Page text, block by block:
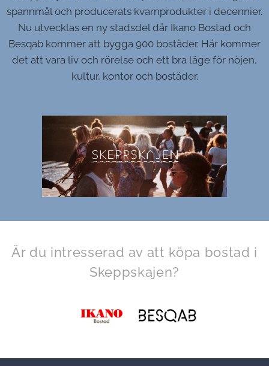
spannmål och producerats kvarnprodukter i decennier.
Nu utvecklas en ny stadsdel där Ikano Bostad och
Besqab kommer att bygga 900 bostäder. Här kommer
det att vara liv och rörelse och ett bra läge för nöjen,
kultur, kontor och bostäder.
Är du intresserad av att köpa bostad i
Skeppskajen?